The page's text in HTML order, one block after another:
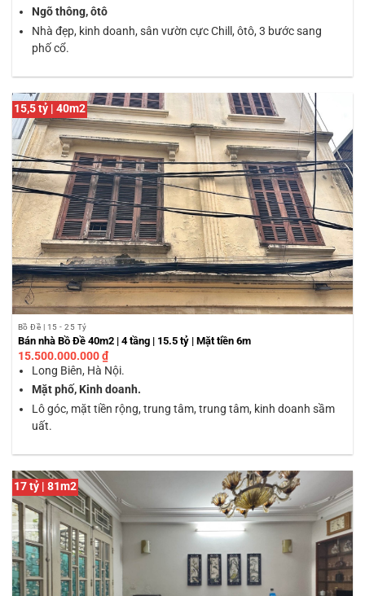
Ngõ thông, ôtô
Nhà đẹp, kinh doanh, sân vườn cực Chill, ôtô, 3 bước sang
phố cổ.
15,5 tỷ | 40m2
Bồ Đề | 15 - 25 Tỷ
Bán nhà Bồ Đề 40m2 | 4 tầng | 15.5 tỷ | Mặt tiền 6m
15.500.000.000₫
Long Biên, Hà Nội.
Mặt phố, Kinh doanh.
Lô góc, mặt tiền rộng, trung tâm, trung tâm, kinh doanh sầm
uất.
17 tỷ | 81m2